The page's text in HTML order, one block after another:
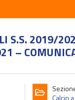
S.S. 2019/
–
Calcio